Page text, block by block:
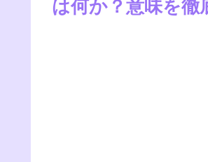
は何か？意味を徹